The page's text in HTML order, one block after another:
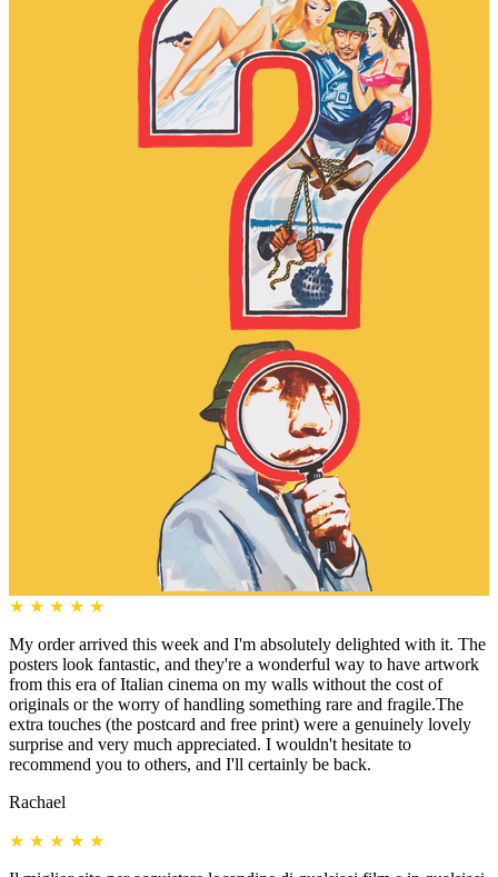
★ ★ ★ ★ ★
My order arrived this week and I'm absolutely delighted with it. The
posters look fantastic, and they're a wonderful way to have artwork
from this era of Italian cinema on my walls without the cost of
originals or the worry of handling something rare and fragile.The
extra touches (the postcard and free print) were a genuinely lovely
surprise and very much appreciated. I wouldn't hesitate to
recommend you to others, and I'll certainly be back.
Rachael
★ ★ ★ ★ ★